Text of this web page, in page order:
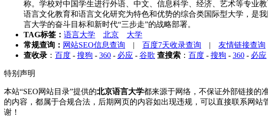
称。学校对中国学生进行外语、中文、信息科学、经济、艺术等专业
语言文化教育和语言文化研究为特色和优势的综合类国际型大学，是
言大学的奋斗目标和新时代“三步走”的战略部署。
TAG标签： 语言大学 北京
大学
常规查询： 网站SEO信息查询 | 百度7天收录查询 | 友情链接查询
查收录 ： 百度 - 搜狗 - 360 - 必应 - 谷歌 查搜索 ： 百度 - 搜狗 - 360 - 必应
特别声明
本站“SEO网站目录”提供的北京语言大学都来源于网络，不保证外部链接的
的内容，都属于合规合法，后期网页的内容如出现违规，可以直接联系网
谢！